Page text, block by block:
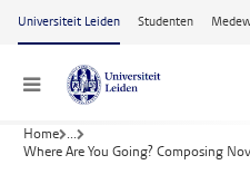
Ga naar hoofdinhoud
Universiteit Leiden Studenten
Menu
Home ...
Where Are You Going? Composing